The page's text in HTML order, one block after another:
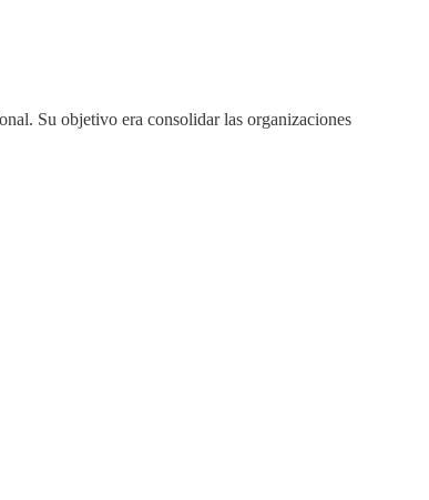
Su objetivo era consolidar las organizaciones